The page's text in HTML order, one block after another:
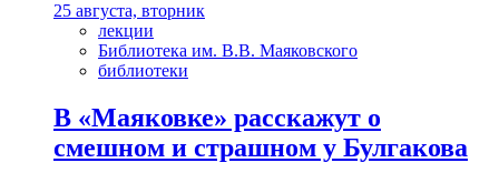
25 августа, вторник
лекции
Библиотека им. В.В. Маяковского
библиотеки
В «Маяковке» расскажут о
смешном и страшном у Булгакова